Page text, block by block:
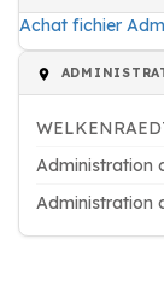
Achat fichier
Administration
Administration